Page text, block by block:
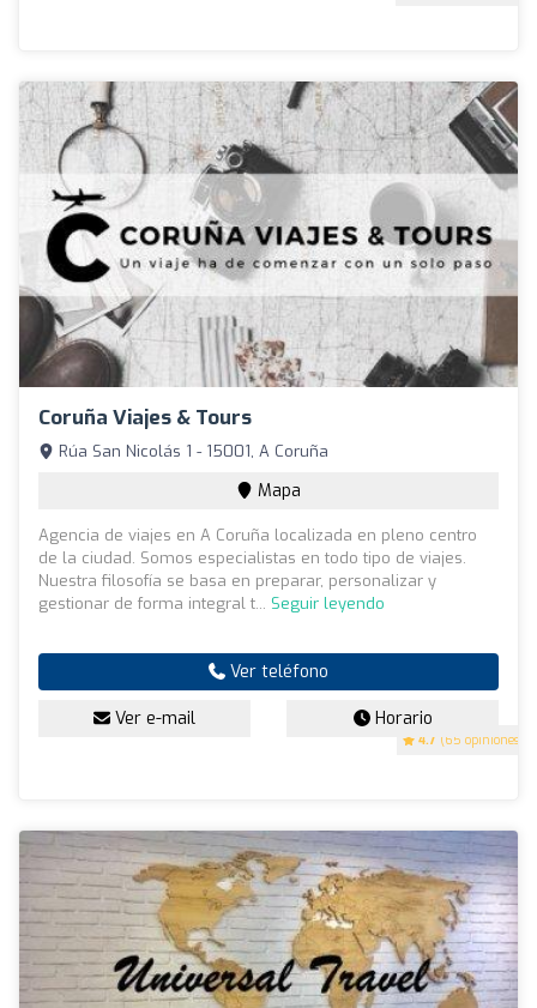
Coruña Viajes & Tours
4.7 (65 opiniones)
Rúa San Nicolás 1 - 15001, A Coruña
Mapa
Agencia de viajes en A Coruña localizada en pleno centro
de la ciudad. Somos especialistas en todo tipo de viajes.
Nuestra filosofía se basa en preparar, personalizar y
gestionar de forma integral t... Seguir leyendo
Ver teléfono
Ver e-mail Horario